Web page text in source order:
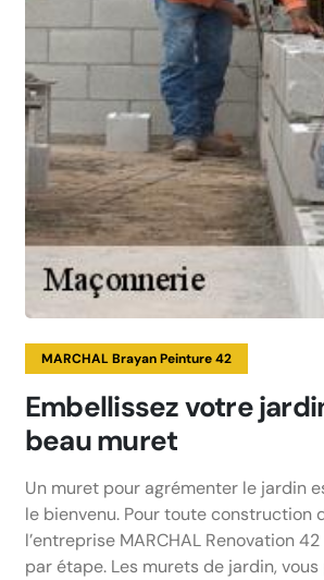
MARCHAL Brayan Peinture 42
Embellissez votre
beau muret
Un muret pour agrémenter le jardin
le bienvenu. Pour toute construction
l’entreprise MARCHAL Renovation
par étape. Les murets de jardin, vous